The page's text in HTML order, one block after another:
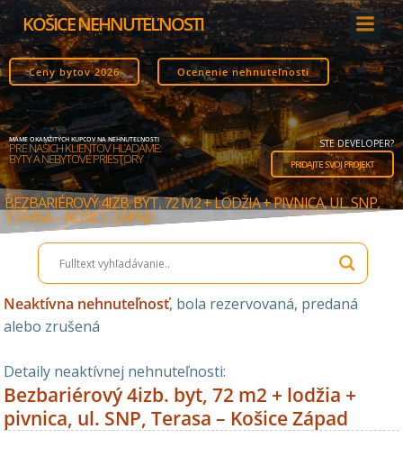
Skip
to
content
KOŠICE NEHNUTEĽNOSTI
Ceny bytov 2026 Ocenenie nehnuteľnosti
MÁME OKAMŽITÝCH KUPCOV NA NEHNUTEĽNOSTI
PRE NAŠICH KLIENTOV HĽADÁME:
BYTY A NEBYTOVÉ PRIESTORY
STE DEVELOPER?
PRIDAJTE SVOJ PROJEKT
BEZBARIÉROVÝ 4IZB. BYT, 72 M2 + LODŽIA + PIVNICA, UL. SNP,
TERASA – KOŠICE ZÁPAD
Neaktívna nehnuteľnosť, bola rezervovaná, predaná
alebo zrušená
Detaily neaktívnej nehnuteľnosti:
Bezbariérový 4izb. byt, 72 m2 + lodžia +
pivnica, ul. SNP, Terasa – Košice Západ